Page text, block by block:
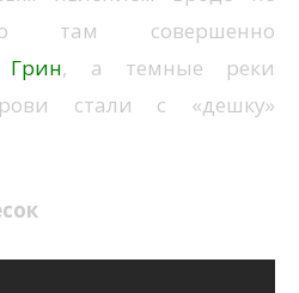
там совершенно
, а темные реки
стали с «дешку»